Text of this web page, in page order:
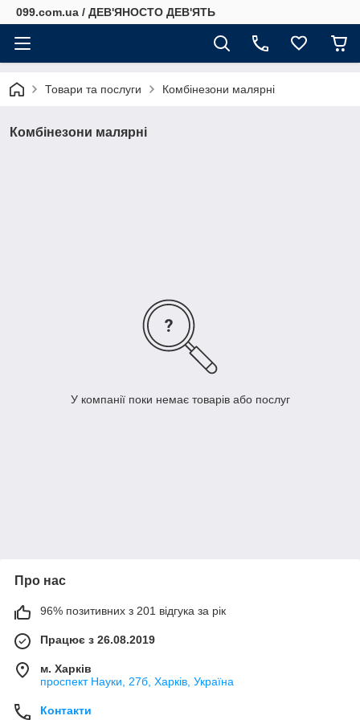
099.com.ua / ДЕВ'ЯНОСТО ДЕВ'ЯТЬ
Товари та послуги Комбінезони малярні
Комбінезони малярні
У компанії поки немає товарів або послуг
Про нас
96% позитивних з 201 відгука за рік
Працює з 26.08.2019
м. Харків
проспект Науки, 27б, Харків, Україна
Контакти